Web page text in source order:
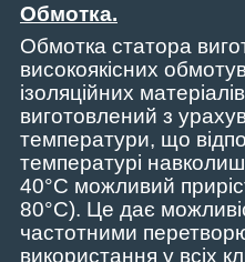
Обмотка.
Обмотка статора
високоякісних
ізоляційних
виготовлений з
температури, що
температурі
40°С можливий
80°С). Це дає
частотними
використання у всіх